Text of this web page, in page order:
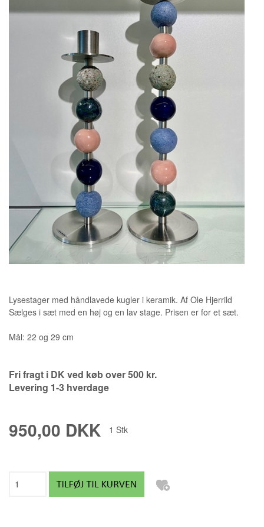
KUNSTNERE
KUNSTTRYK OG KORT
★ ★ ★ ★ ★
GAVEKORT
ERHVERVSINDRETNING OM
KONTAKT
Lysestager med håndlavede kugler i keramik. Af Ole Hjerrild
Sælges i sæt med en høj og en lav stage. Prisen er for et sæt.
Mål: 22 og 29 cm
Fri fragt i DK ved køb over 500 kr.
Levering 1-3 hverdage
950,00 DKK 1 Stk